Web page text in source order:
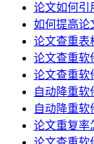
论文如何引
如何提高论
论文查重表
论文查重软
论文查重软
自动降重软
自动降重软
论文重复率